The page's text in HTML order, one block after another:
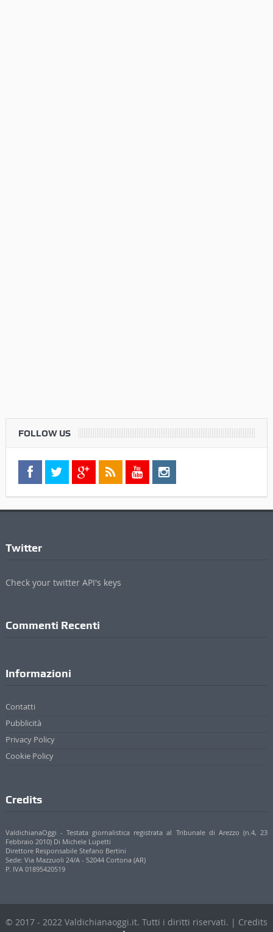
FOLLOW US
Twitter
Check your twitter API's keys
Commenti Recenti
Informazioni
Contatti
Pubblicità
Privacy Policy
Cookie Policy
Credits
ValdichianaOggi - Testata giornalistica registrata al Tribunale di Arezzo (n.4, 23
Febbraio 2010) Di Michele Lupetti
Direttore Responsabile Stefano Bertini
Sede: Via Mazzuoli 24/A - 52044 Cortona (AR)
P. IVA 01895420519
© 2017 - 2022 Valdichianaoggi.it. Tutti i diritti riservati. | Credits